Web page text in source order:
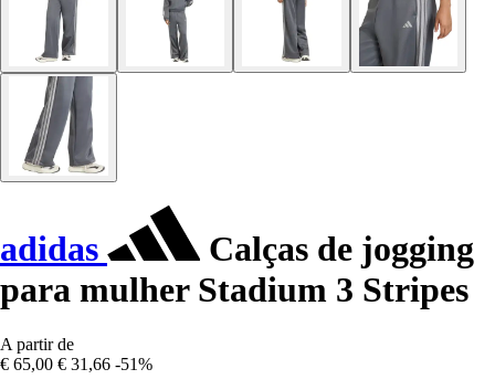
adidas
Calças de jogging
para mulher Stadium 3 Stripes
A partir de
€ 65,00 € 31,66 -51%